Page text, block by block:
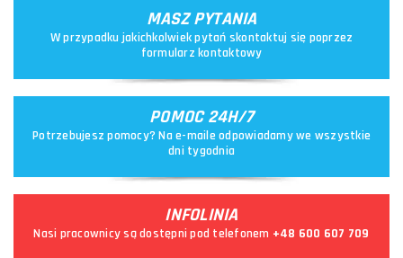
MASZ PYTANIA
W przypadku jakichkolwiek pytań skontaktuj się poprzez
formularz kontaktowy
POMOC 24H/7
Potrzebujesz pomocy? Na e-maile odpowiadamy we wszystkie
dni tygodnia
INFOLINIA
Nasi pracownicy są dostępni pod telefonem +48 600 607 709